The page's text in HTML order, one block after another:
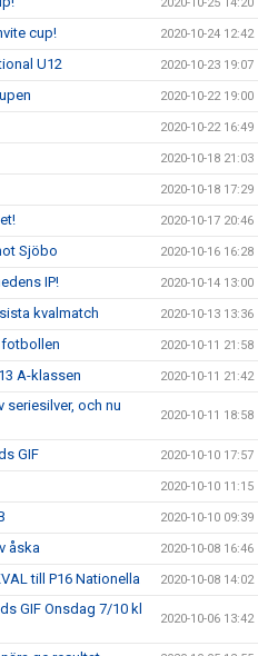
cup! 2020-10-24 12:42
U12 2020-10-23 19:07
2020-10-22 19:00
2020-10-22 16:49
2020-10-18 21:03
2020-10-18 17:29
2020-10-17 20:46
Sjöbo 2020-10-16 16:28
IP! 2020-10-14 13:00
kvalmatch 2020-10-13 13:36
fotbollen 2020-10-11 21:58
A-klassen 2020-10-11 21:42
seriesilver, och nu
2020-10-11 18:58
GIF 2020-10-10 17:57
2020-10-10 11:15
2020-10-10 09:39
åska 2020-10-08 16:46
till P16 Nationella 2020-10-08 14:02
GIF Onsdag 7/10 kl
2020-10-06 13:42